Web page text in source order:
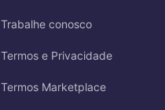
Trabalhe conosco
Termos e Privacidade
Termos Marketplace